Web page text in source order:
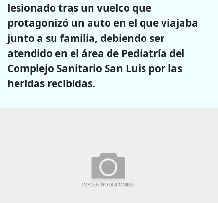
lesionado tras un vuelco que
protagonizó un auto en el que viajaba
junto a su familia, debiendo ser
atendido en el área de Pediatría del
Complejo Sanitario San Luis por las
heridas recibidas.